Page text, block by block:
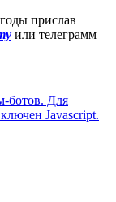
прислав
или телеграмм
ботов. Для
Javascript.